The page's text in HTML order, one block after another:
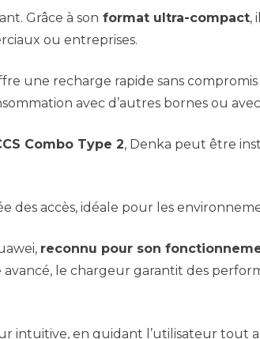
Grâce à son format ultra-compact,
ou entreprises.
une recharge rapide sans
avec d’autres bornes ou
Combo Type 2, Denka peut être
des accès, idéale pour les
reconnu pour son
le chargeur garantit des
intuitive, en guidant l’utilisateur tout